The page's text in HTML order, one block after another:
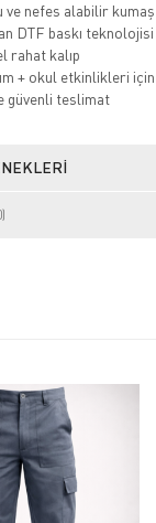
ve nefes alabilir kumaş
DTF baskı teknolojisi
rahat kalıp
+ okul etkinlikleri
güvenli teslimat